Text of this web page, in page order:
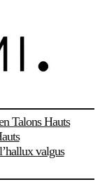
Talons Hauts
valgus